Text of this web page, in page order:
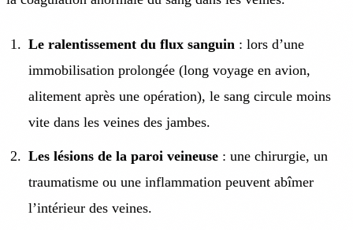
Le ralentissement du flux sanguin : lors d’une
immobilisation prolongée (long voyage en avion,
alitement après une opération), le sang circule moins
vite dans les veines des jambes.
Les lésions de la paroi veineuse : une chirurgie, un
traumatisme ou une inflammation peuvent abîmer
l’intérieur des veines.